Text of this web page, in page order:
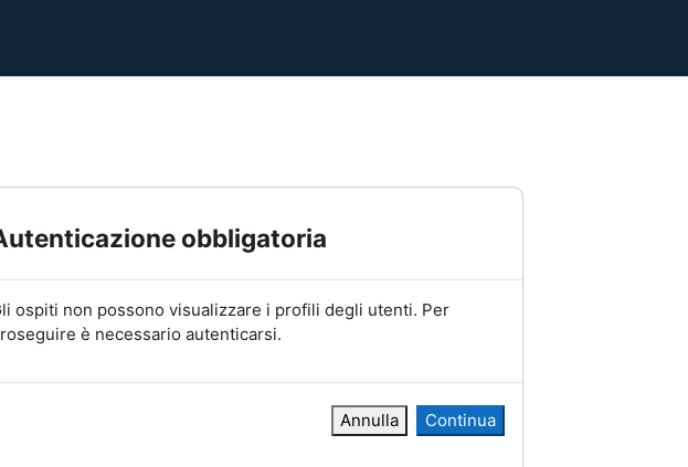
obbligatoria
ospiti non possono visualizzare i profili degli utenti. Per
è necessario autenticarsi.
Annulla Continua